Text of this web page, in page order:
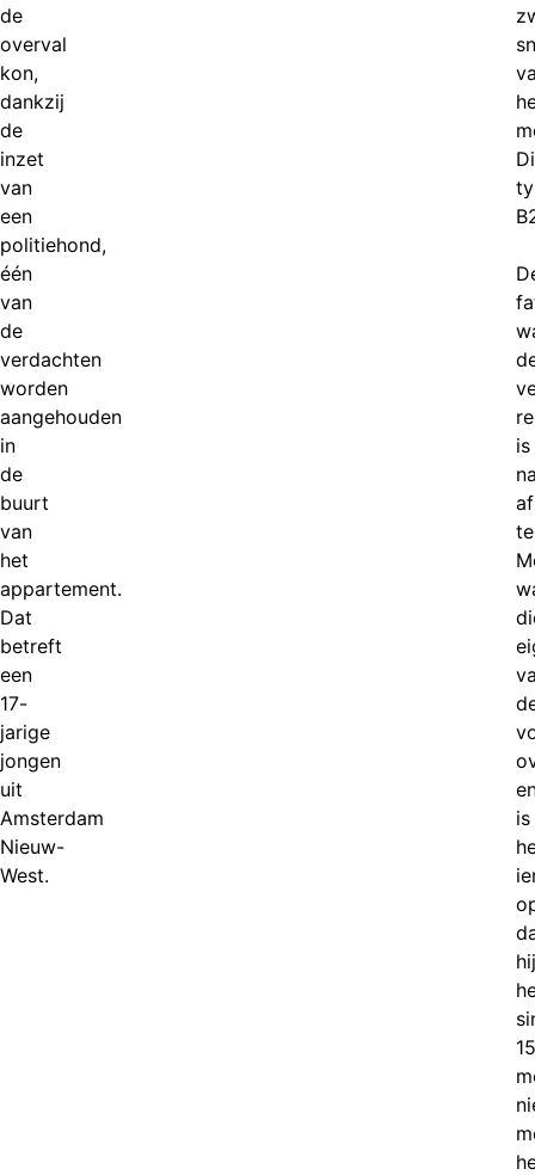
de
overval
kon,
dankzij
de
inzet
van
een
politiehond,
één
van
de
verdachten
worden
aangehouden
in
de
buurt
van
het
appartement.
Dat
betreft
een
17-
jarige
jongen
uit
Amsterdam
Nieuw-
West.
is
is
hij
15